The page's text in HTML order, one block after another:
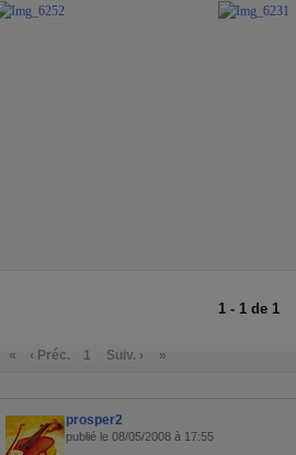
1 - 1 de 1
« ‹ Préc. 1 Suiv. › »
prosper2
publié le 08/05/2008 à 17:55